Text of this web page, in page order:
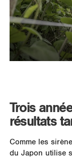
Trois
résultats
Comme les
du Japon utilise